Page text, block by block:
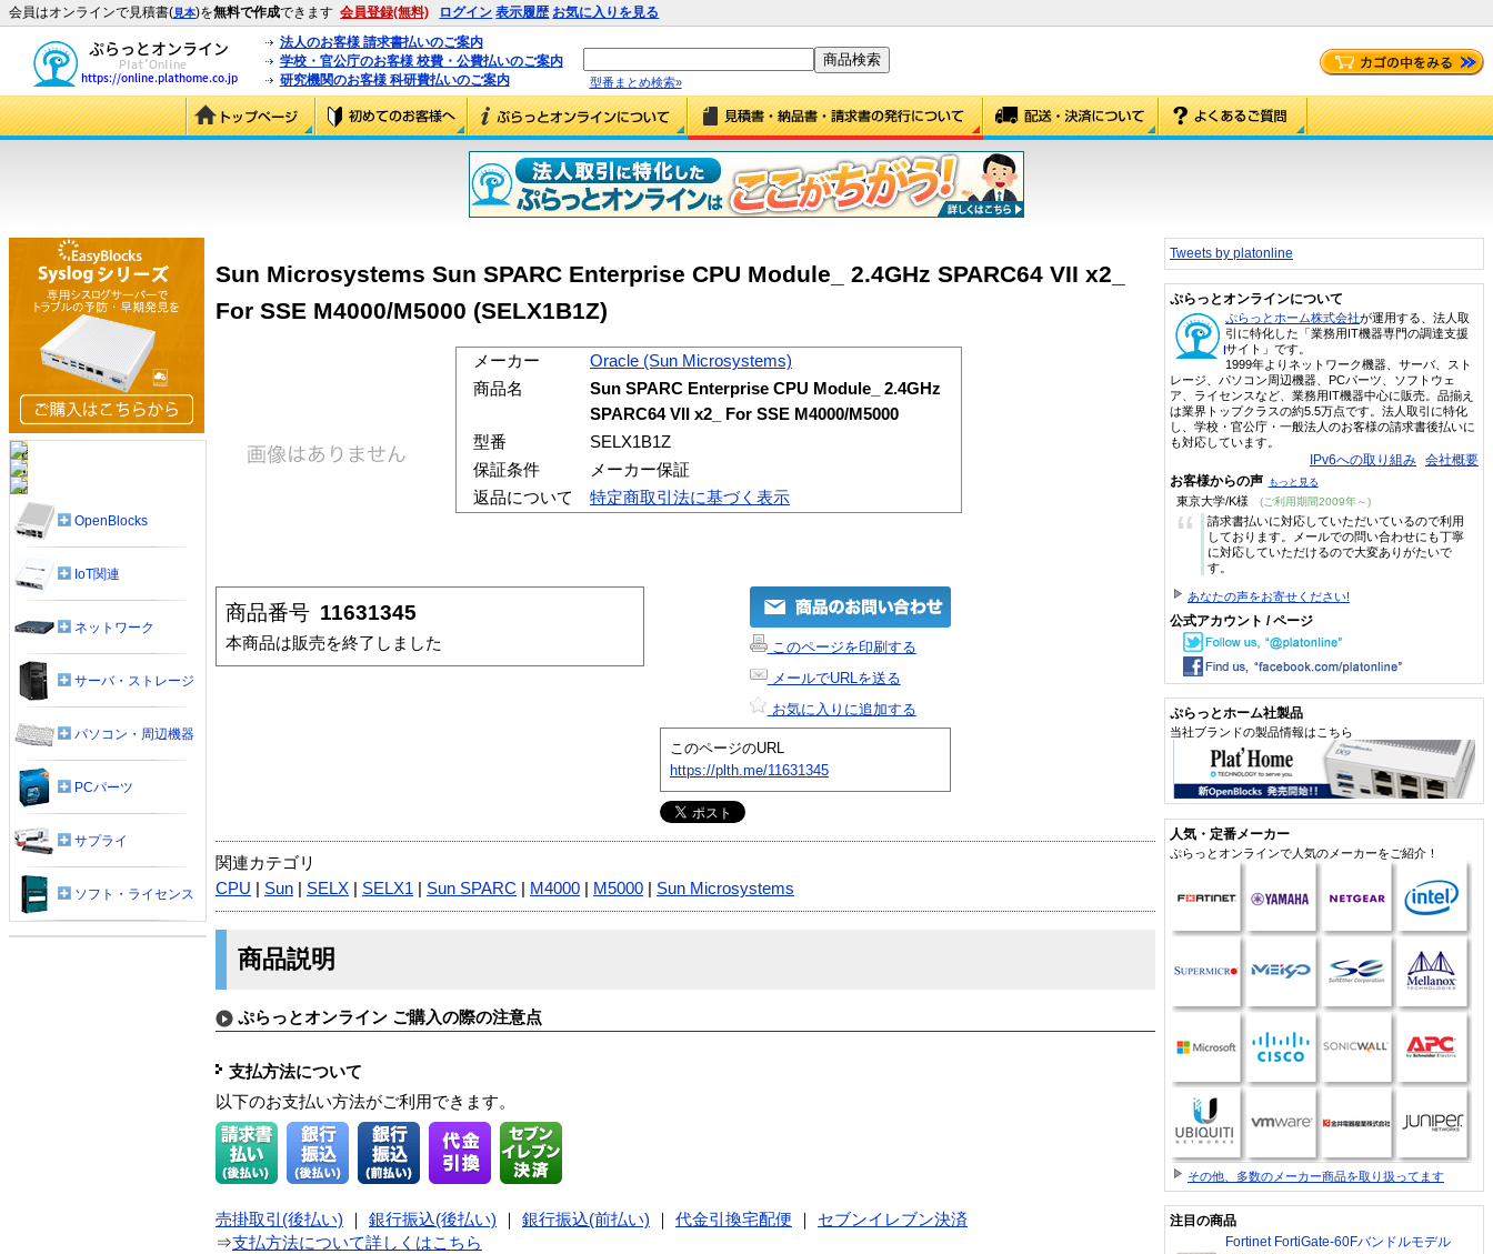
会員はオンラインで見積書(見本)を無料で作成できます 会員登録(無料) ログイン 表示履歴 お気に入りを見る
法人のお客様 請求書払いのご案内
学校・官公庁のお客様 校費・公費払いのご案内
研究機関のお客様 科研費払いのご案内
型番まとめ検索»
Sun Microsystems Sun SPARC Enterprise CPU Module_ 2.4GHz SPARC64 VII x2_
For SSE M4000/M5000 (SELX1B1Z)
メーカー
Oracle (Sun Microsystems)
商品名
Sun SPARC Enterprise CPU Module_ 2.4GHz
SPARC64 VII x2_ For SSE M4000/M5000
型番
SELX1B1Z
保証条件
メーカー保証
返品について
特定商取引法に基づく表示
商品番号 11631345
本商品は販売を終了しました
このページを印刷する
メールでURLを送る
お気に入りに追加する
このページのURL
https://plth.me/11631345
関連カテゴリ
CPU
Sun SELX SELX1 Sun SPARC M4000 M5000 Sun Microsystems
商品説明
ぷらっとオンライン ご購入の際の注意点
支払方法について
以下のお支払い方法がご利用できます。
売掛取引(後払い) 銀行振込(後払い) 銀行振込(前払い) 代金引換宅配便
セブンイレブン決済
⇒支払方法について詳しくはこちら
OpenBlocks
IoT関連
ネットワーク
サーバ・ストレージ
パソコン・周辺機器
PCパーツ
サプライ
ソフト・ライセンス
Tweets by platonline
ぷらっとオンラインについて
ぷらっとホーム株式会社が運用する、法人取
引に特化した「業務用IT機器専門の調達支援
サイト」です。
1999年よりネットワーク機器、サーバ、スト
レージ、パソコン周辺機器、PCパーツ、ソフトウェ
ア、ライセンスなど、業務用IT機器中心に販売。品揃え
は業界トップクラスの約5.5万点です。法人取引に特化
し、学校・官公庁・一般法人のお客様の請求書後払いに
も対応しています。
IPv6への取り組み 会社概要
お客様からの声 もっと見る
東京大学/K様 (ご利用期間2009年～)
“
請求書払いに対応していただいているので利用
しております。メールでの問い合わせにも丁寧
に対応していただけるので大変ありがたいで
す。
あなたの声をお寄せください!
公式アカウント / ページ
ぷらっとホーム社製品
当社ブランドの製品情報はこちら
人気・定番メーカー
ぷらっとオンラインで人気のメーカーをご紹介！
その他、多数のメーカー商品を取り扱ってます
注目の商品
Fortinet FortiGate-60Fバンドルモデル